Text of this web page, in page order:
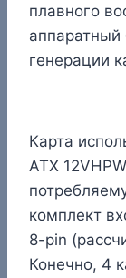
плавного
аппаратный
генерации
Карта
ATX
комплект
8-pin
Конечно, 4